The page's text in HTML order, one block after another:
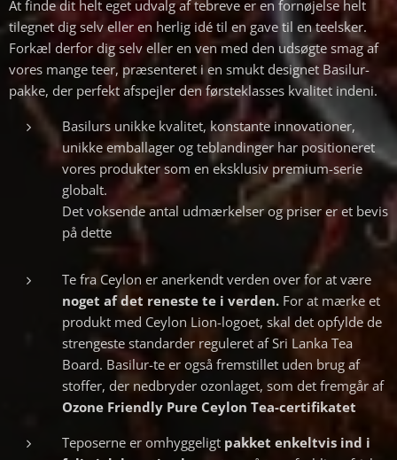
At finde dit helt eget udvalg af tebreve er en fornøjelse helt
tilegnet dig selv eller en herlig idé til en gave til en teelsker.
Forkæl derfor dig selv eller en ven med den udsøgte smag af
vores mange teer, præsenteret i en smukt designet Basilur-
pakke, der perfekt afspejler den førsteklasses kvalitet indeni.
Basilurs unikke kvalitet, konstante innovationer,
unikke emballager og teblandinger har positioneret
vores produkter som en eksklusiv premium-serie
globalt.
Det voksende antal udmærkelser og priser er et bevis
på dette
Te fra Ceylon er anerkendt verden over for at være
noget af det reneste te i verden. For at mærke et
produkt med Ceylon Lion-logoet, skal det opfylde de
strengeste standarder reguleret af Sri Lanka Tea
Board. Basilur-te er også fremstillet uden brug af
stoffer, der nedbryder ozonlaget, som det fremgår af
Ozone Friendly Pure Ceylon Tea-certifikatet
Teposerne er omhyggeligt pakket enkeltvis ind i